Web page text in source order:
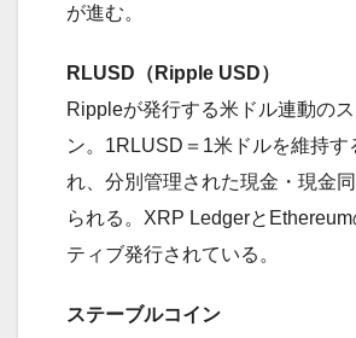
が進む。
RLUSD（Ripple USD）
Rippleが発行する米ドル連動の
ン。1RLUSD＝1米ドルを維持す
れ、分別管理された現金・現金
られる。XRP Ledgerと
ティブ発行されている。
ステーブルコイン